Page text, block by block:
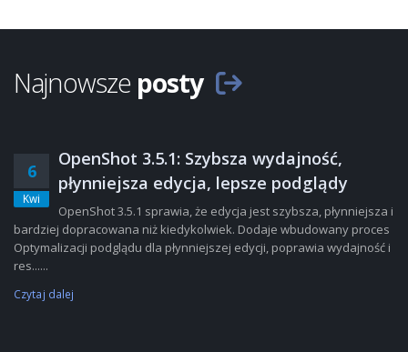
Najnowsze posty
6
Kwi
OpenShot 3.5.1: Szybsza wydajność,
płynniejsza edycja, lepsze podglądy
OpenShot 3.5.1 sprawia, że edycja jest szybsza, płynniejsza i
bardziej dopracowana niż kiedykolwiek. Dodaje wbudowany proces
Optymalizacji podglądu dla płynniejszej edycji, poprawia wydajność i
res......
Czytaj dalej